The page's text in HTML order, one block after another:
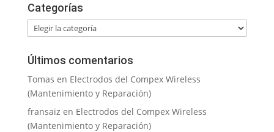
Categorías
Categorías
Últimos comentarios
Tomas en Electrodos del Compex Wireless
(Mantenimiento y Reparación)
fransaiz en Electrodos del Compex Wireless
(Mantenimiento y Reparación)